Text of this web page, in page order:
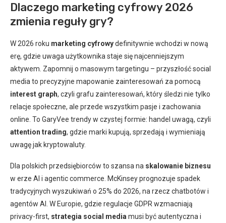
Dlaczego marketing cyfrowy 2026
zmienia reguły gry?
W 2026 roku marketing cyfrowydefinitywnie wchodzi w nową
erę, gdzie uwaga użytkownika staje się najcenniejszym
aktywem. Zapomnij o masowym targetingu – przyszłość social
media to precyzyjne mapowanie zainteresowań za pomocą
interest graph, czyli grafu zainteresowań, który śledzi nie tylko
relacje społeczne, ale przede wszystkim pasje i zachowania
online. To GaryVee trendy w czystej formie: handel uwagą, czyli
attention trading, gdzie marki kupują, sprzedają i wymieniają
uwagę jak kryptowaluty.
Dla polskich przedsiębiorców to szansa na skalowanie biznesu
w erze AI i agentic commerce. McKinsey prognozuje spadek
tradycyjnych wyszukiwań o 25% do 2026, na rzecz chatbotów i
agentów AI. W Europie, gdzie regulacje GDPR wzmacniają
privacy-first, strategia social media musi być autentyczna i